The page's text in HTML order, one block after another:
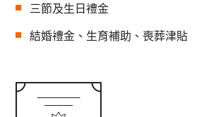
三節及生日禮金
結婚禮金、生育補助、喪葬津貼